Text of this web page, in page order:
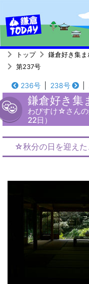
トップ 鎌倉好き集ま
第237号
236号 238号
鎌倉好き集
わびすけ☆さん
22日）
☆秋分の日を迎えた